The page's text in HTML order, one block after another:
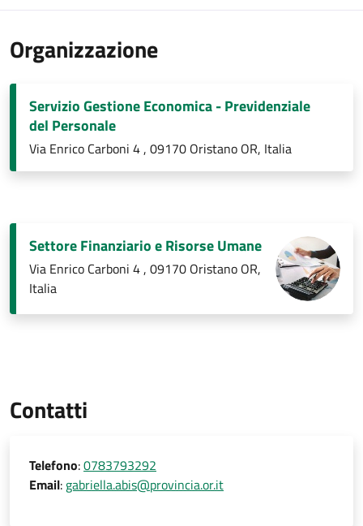
Organizzazione
Servizio Gestione Economica - Previdenziale
del Personale
Via Enrico Carboni 4 , 09170 Oristano OR, Italia
Settore Finanziario e Risorse Umane
Via Enrico Carboni 4 , 09170 Oristano OR,
Italia
Contatti
Telefono:0783793292
Email: gabriella.abis@provincia.or.it